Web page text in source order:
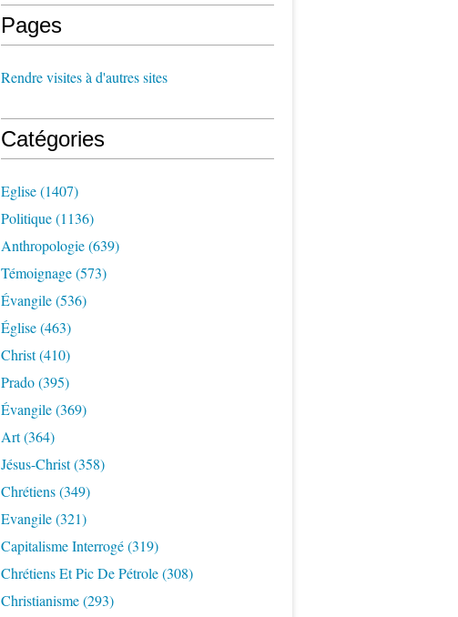
Pages
Rendre visites à d'autres sites
Catégories
Eglise(1407)
Politique(1136)
Anthropologie(639)
Témoignage(573)
Évangile(536)
Église(463)
Christ(410)
Prado(395)
Évangile(369)
Art(364)
Jésus-Christ(358)
Chrétiens(349)
Evangile(321)
Capitalisme Interrogé(319)
Chrétiens Et Pic De Pétrole(308)
Christianisme(293)